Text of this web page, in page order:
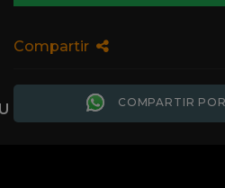
Compartir
COMPARTIR